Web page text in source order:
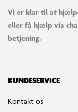
Vi er klar til at
eller få hjælp via
betjening.
KUNDESERVICE
Kontakt os